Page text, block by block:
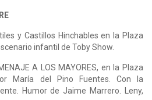
y Castillos Hinchables en la Plaza
infantil de Toby Show.
A LOS MAYORES, en la Plaza
María del Pino Fuentes. Con la
Humor de Jaime Marrero. Leny,